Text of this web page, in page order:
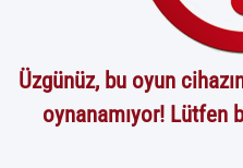
Üzgünüz, bu oyun
oynanamıyor! Lütfen